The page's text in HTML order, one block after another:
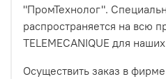
"ПромТехнолог".
распространяется на всю
TELEMECANIQUE для
Осуществить заказ в